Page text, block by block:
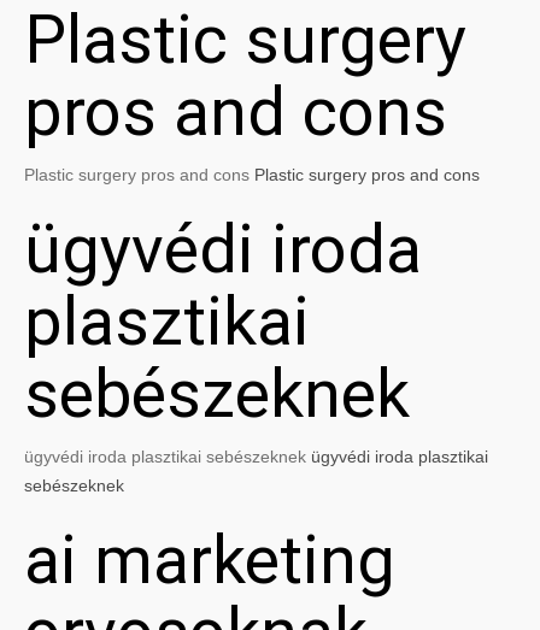
Plastic surgery
pros and cons
Plastic surgery pros and cons Plastic surgery pros and cons
ügyvédi iroda
plasztikai
sebészeknek
ügyvédi iroda plasztikai sebészeknek ügyvédi iroda plasztikai
sebészeknek
ai marketing